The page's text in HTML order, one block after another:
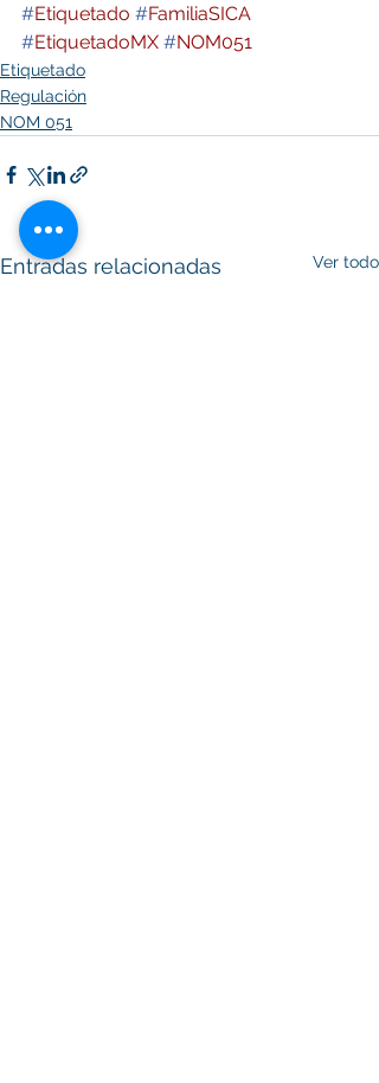
#Etiquetado #FamiliaSICA
#EtiquetadoMX #NOM051
Etiquetado
Regulación
NOM 051
Entradas relacionadas Ver todo